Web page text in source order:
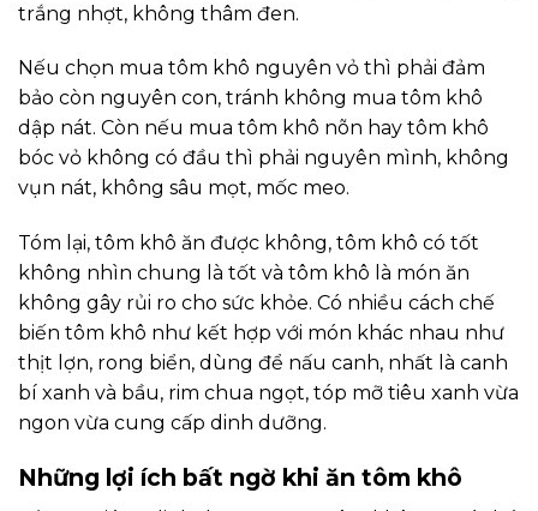
trắng nhợt, không thâm đen.
Nếu chọn mua tôm khô nguyên vỏ thì phải đảm
bảo còn nguyên con, tránh không mua tôm khô
dập nát. Còn nếu mua tôm khô nõn hay tôm khô
bóc vỏ không có đầu thì phải nguyên mình, không
vụn nát, không sâu mọt, mốc meo.
Tóm lại, tôm khô ăn được không, tôm khô có tốt
không nhìn chung là tốt và tôm khô là món ăn
không gây rủi ro cho sức khỏe. Có nhiều cách chế
biến tôm khô như kết hợp với món khác nhau như
thịt lợn, rong biển, dùng để nấu canh, nhất là canh
bí xanh và bầu, rim chua ngọt, tóp mỡ tiêu xanh vừa
ngon vừa cung cấp dinh dưỡng.
Những lợi ích bất ngờ khi ăn tôm khô